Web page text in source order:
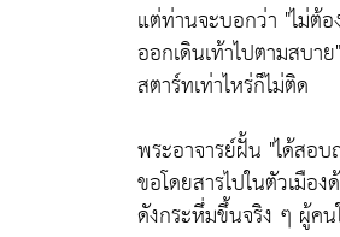
แต่ท่านจะบอกว่า "ไม่ต้
ออกเดินเท้าไปตามสบ
สตาร์ทเท่าไหร่ก็ไม่ติด
พระอาจารย์ฝั้น "ได้สอ
ขอโดยสารไปในตัวเมื
ดังกระหึ่มขึ้นจริง ๆ ผู้คน